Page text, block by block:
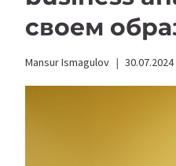
своем
Mansur Ismagulov 30.07.2024